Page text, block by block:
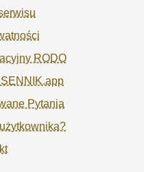
RODO
Pytania